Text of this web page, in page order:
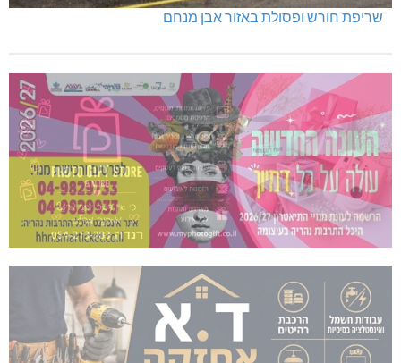
שריפת חורש ופסולת באזור אבן מנחם